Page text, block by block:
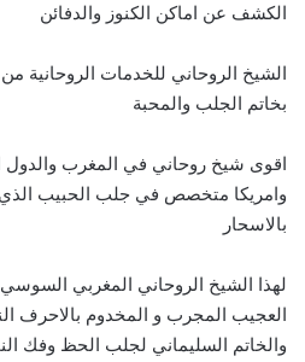
الكشف عن اماكن الكنوز والدفائن
الشيخ الروحاني للخدمات
بخاتم الجلب والمحبة
اقوى شيخ روحاني في المغرب والدول
وامريكا متخصص في جلب الحبيب الذي
بالاسحار
لهذا الشيخ الروحاني المغربي
العجيب المجرب و المخدوم بالاحرف
والخاتم السليماني لجلب الحظ وفك